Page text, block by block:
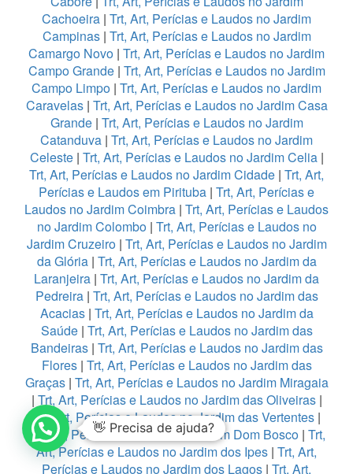
Cachoeira | Trt, Art, Perícias e Laudos no Jardim
Campinas| Trt, Art, Perícias e Laudos no Jardim
Camargo Novo | Trt, Art, Perícias e Laudos no Jardim
Campo Grande| Trt, Art, Perícias e Laudos no Jardim
Campo Limpo | Trt, Art, Perícias e Laudos no Jardim
Caravelas| Trt, Art, Perícias e Laudos no Jardim Casa
Grande| Trt, Art, Perícias e Laudos no Jardim
Catanduva | Trt, Art, Perícias e Laudos no Jardim
Celeste| Trt, Art, Perícias e Laudos no Jardim Celia|
Trt, Art, Perícias e Laudos no Jardim Cidade | Trt, Art,
Perícias e Laudos em Pirituba | Trt, Art, Perícias e
Laudos no Jardim Coimbra | Trt, Art, Perícias e Laudos
no Jardim Colombo| Trt, Art, Perícias e Laudos no
Jardim Cruzeiro| Trt, Art, Perícias e Laudos no Jardim
da Glória| Trt, Art, Perícias e Laudos no Jardim da
Laranjeira | Trt, Art, Perícias e Laudos no Jardim da
Pedreira| Trt, Art, Perícias e Laudos no Jardim das
Acacias| Trt, Art, Perícias e Laudos no Jardim da
Saúde| Trt, Art, Perícias e Laudos no Jardim das
Bandeiras| Trt, Art, Perícias e Laudos no Jardim das
Flores| Trt, Art, Perícias e Laudos no Jardim das
Graças| Trt, Art, Perícias e Laudos no Jardim Miragaia
| Trt, Art, Perícias e Laudos no Jardim das Oliveiras|
Trt, Art, Perícias e Laudos no Jardim das Vertentes|
Trt, Art, Perícias e Laudos no Jardim Dom Bosco| Trt,
Art, Perícias e Laudos no Jardim dos Ipes | Trt, Art,
Perícias e Laudos no Jardim dos Lagos | Trt, Art,
👋 Precisa de ajuda?